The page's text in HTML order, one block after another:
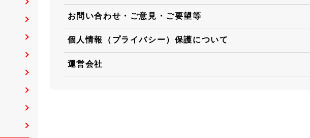
お問い合わせ・ご意見・ご要望等
個人情報（プライバシー）保護について
運営会社